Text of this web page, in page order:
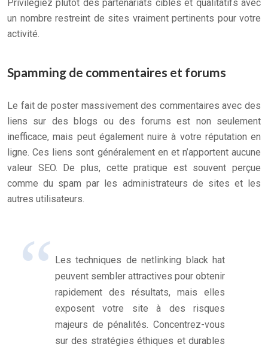
Privilégiez plutôt des partenariats ciblés et qualitatifs avec
un nombre restreint de sites vraiment pertinents pour votre
activité.
Spamming de commentaires et forums
Le fait de poster massivement des commentaires avec des
liens sur des blogs ou des forums est non seulement
inefficace, mais peut également nuire à votre réputation en
ligne. Ces liens sont généralement en et n’apportent aucune
valeur SEO. De plus, cette pratique est souvent perçue
comme du spam par les administrateurs de sites et les
autres utilisateurs.
Les techniques de netlinking black hat
peuvent sembler attractives pour obtenir
rapidement des résultats, mais elles
exposent votre site à des risques
majeurs de pénalités. Concentrez-vous
sur des stratégies éthiques et durables